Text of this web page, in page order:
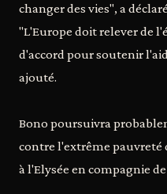
changer des vies", a
"L'Europe doit relever de
d'accord pour soutenir
ajouté.
Bono poursuivra
contre l'extrême pauvreté
à l'Elysée en compagnie